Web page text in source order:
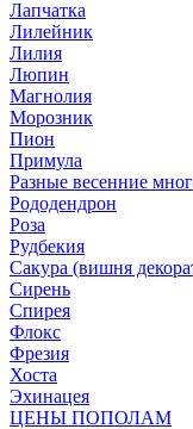
Лапчатка
Лилейник
Лилия
Люпин
Магнолия
Морозник
Пион
Примула
Разные весенние
Рододендрон
Роза
Рудбекия
Сакура (вишня
Сирень
Спирея
Флокс
Фрезия
Хоста
Эхинацея
ЦЕНЫ ПОПОЛАМ